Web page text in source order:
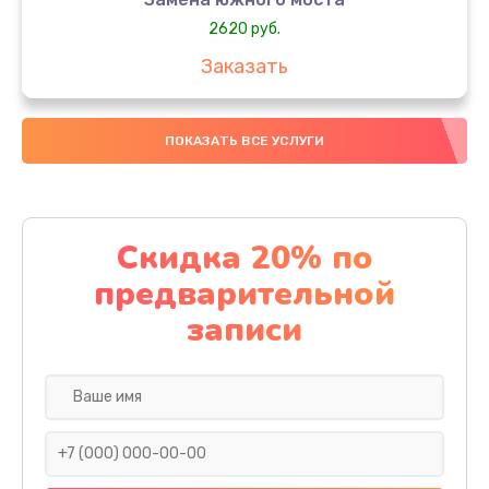
2620 руб.
Заказать
Чистка от пыли
940 руб.
Настройка ОС
1060 руб.
Заказать
Замена видеочипа
ПОКАЗАТЬ ВСЕ УСЛУГИ
Скидка 20% по
предварительной
записи